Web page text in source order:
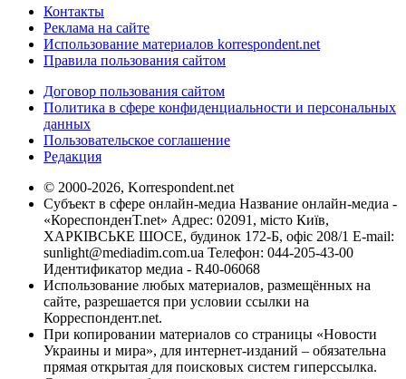
Контакты
Реклама на сайте
Использование материалов korrespondent.net
Правила пользования сайтом
Договор пользования сайтом
Политика в сфере конфиденциальности и персональных
данных
Пользовательское соглашение
Редакция
© 2000-2026, Korrespondent.net
Субъект в сфере онлайн-медиа Название онлайн-медиа -
«КореспонденТ.net» Адрес: 02091, місто Київ,
ХАРКІВСЬКЕ ШОСЕ, будинок 172-Б, офіс 208/1 E-mail:
sunlight@mediadim.com.ua Телефон: 044-205-43-00
Идентификатор медиа - R40-06068
Использование любых материалов, размещённых на
сайте, разрешается при условии ссылки на
Корреспондент.net.
При копировании материалов со страницы «Новости
Украины и мира», для интернет-изданий – обязательна
прямая открытая для поисковых систем гиперссылка.